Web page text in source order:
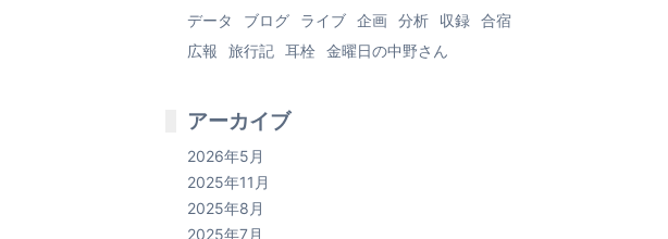
データ
ブログ ライブ 企画 分析 収録 合宿
広報
旅行記 耳栓 金曜日の中野さん
アーカイブ
2026年5月
2025年11月
2025年8月
2025年7月